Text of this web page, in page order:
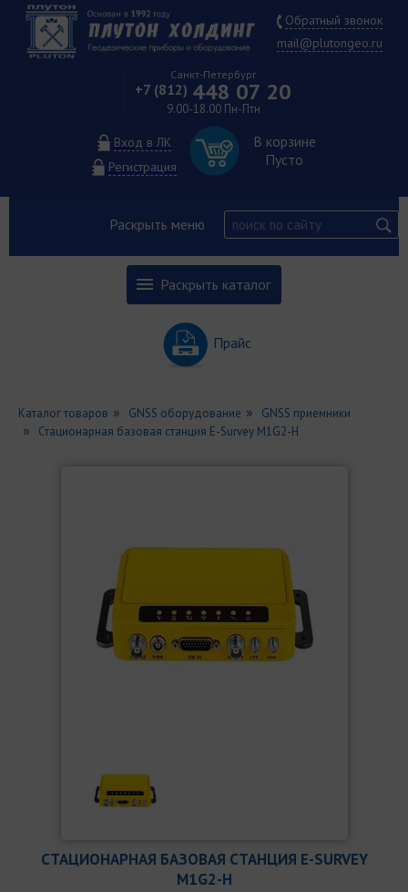
Обратный звонок
mail@plutongeo.ru
Санкт-Петербург
+7 (812) 448 07 20
9.00-18.00 Пн-Птн
Вход в ЛК
Регистрация
В корзине
Пусто
Раскрыть меню
Раскрыть каталог
Прайс
Каталог товаров GNSS оборудование
GNSS приемники
Стационарная базовая станция E-Survey M1G2-H
СТАЦИОНАРНАЯ БАЗОВАЯ СТАНЦИЯ E-SURVEY
M1G2-H